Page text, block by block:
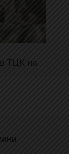
ТЦК на